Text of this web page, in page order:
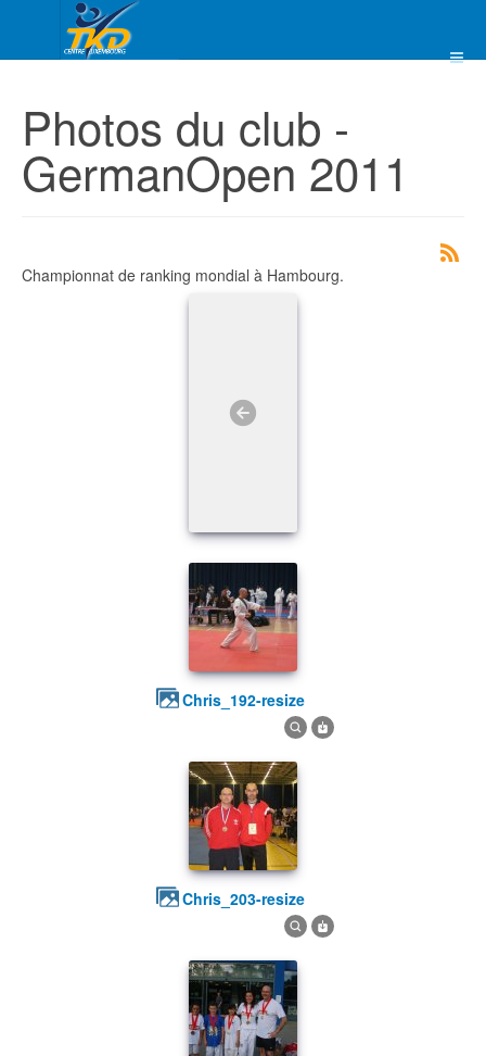
Photos du club -
GermanOpen 2011
Championnat de ranking mondial à Hambourg.
chris_192-resize
chris_203-resize